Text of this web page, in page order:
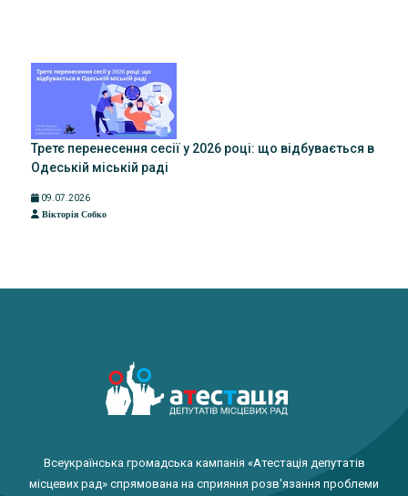
Третє перенесення сесії у 2026 році: що відбувається в
Одеській міській раді
09.07.2026
Вікторія Собко
Всеукраїнська громадська кампанія «Атестація депутатів
місцевих рад» спрямована на сприяння розв'язання проблеми